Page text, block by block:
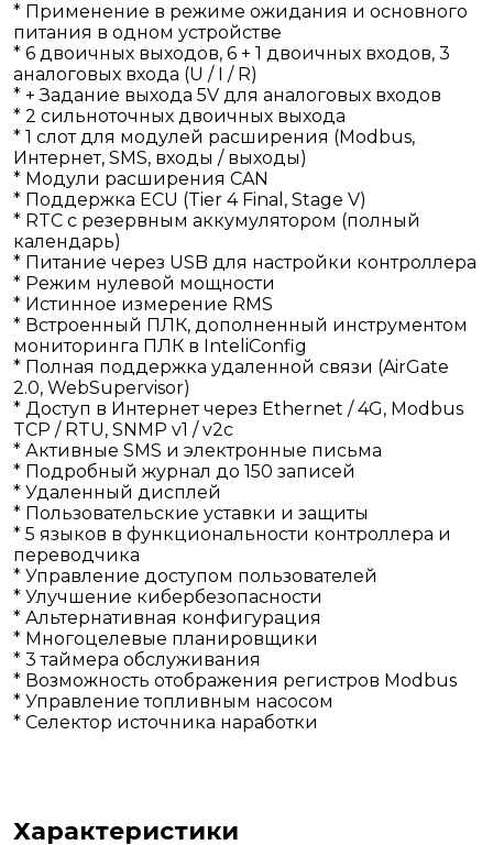
* Применение в режиме ожидания и основного
питания в одном устройстве
* 6 двоичных выходов, 6 + 1 двоичных входов, 3
аналоговых входа (U / I / R)
* + Задание выхода 5V для аналоговых входов
* 2 сильноточных двоичных выхода
* 1 слот для модулей расширения (Modbus,
Интернет, SMS, входы / выходы)
* Модули расширения CAN
* Поддержка ECU (Tier 4 Final, Stage V)
* RTC с резервным аккумулятором (полный
календарь)
* Питание через USB для настройки контроллера
* Режим нулевой мощности
* Истинное измерение RMS
* Встроенный ПЛК, дополненный инструментом
мониторинга ПЛК в InteliConfig
* Полная поддержка удаленной связи (AirGate
2.0, WebSupervisor)
* Доступ в Интернет через Ethernet / 4G, Modbus
TCP / RTU, SNMP v1 / v2c
* Активные SMS и электронные письма
* Подробный журнал до 150 записей
* Удаленный дисплей
* Пользовательские уставки и защиты
* 5 языков в функциональности контроллера и
переводчика
* Управление доступом пользователей
* Улучшение кибербезопасности
* Альтернативная конфигурация
* Многоцелевые планировщики
* 3 таймера обслуживания
* Возможность отображения регистров Modbus
* Управление топливным насосом
* Селектор источника наработки
Характеристики